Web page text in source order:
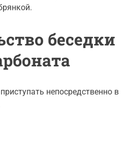
беседки
непосредственно в